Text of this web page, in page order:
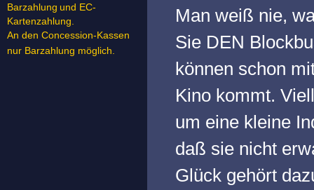
Barzahlung und EC-
Kartenzahlung.
An den Concession-Kassen
nur Barzahlung möglich.
Man weiß nie,
Sie DEN
können schon
Kino kommt.
um eine kleine
daß sie nicht
Glück gehört